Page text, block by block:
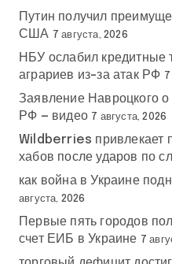
и
с
е
й
Путин получил
США 7 августа, 2026
НБУ ослабил кредитные
аграриев из-за атак РФ 7
Заявление Навроцкого
РФ — видео 7 августа, 2026
Wildberries привлекает
хабов после ударов по
как война в Украине
августа, 2026
Первые пять городов
счет ЕИБ в Украине 7